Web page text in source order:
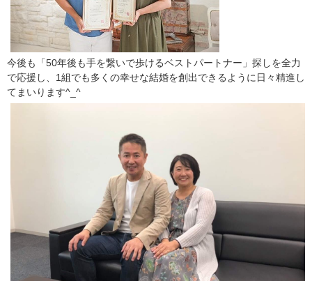
今後も「50年後も手を繋いで歩けるベストパートナー」探しを全力
で応援し、1組でも多くの幸せな結婚を創出できるように日々精進し
てまいります^_^